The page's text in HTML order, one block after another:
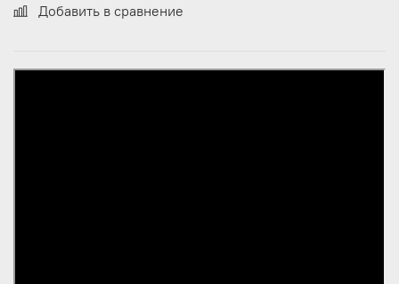
Добавить в сравнение